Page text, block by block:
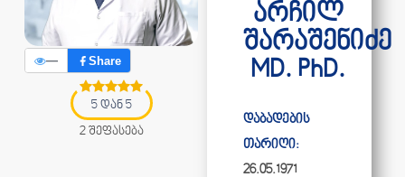
— Share
5 დან 5
2 შეფასება
არჩილ
შარაშენიძე
MD. PhD.
დაბადების
თარიღი:
26.05.1971